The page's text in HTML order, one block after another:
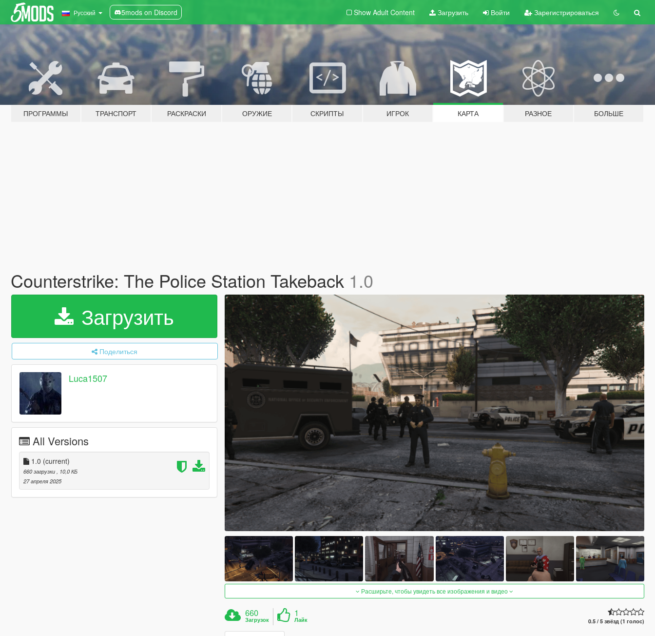
Русский 5mods on Discord Show Adult Content Загрузить Войти Зарегистрироваться
ПРОГРАММЫ ТРАНСПОРТ РАСКРАСКИ ОРУЖИЕ СКРИПТЫ ИГРОК КАРТА РАЗНОЕ БОЛЬШЕ
Counterstrike: The Police Station Takeback 1.0
Загрузить
Поделиться
Luca1507
All Versions
1.0 (current)
660 загрузки
, 10,0 КБ
27 апреля 2025
Расширьте, чтобы увидеть все изображения и видео
660
Загрузок
1
Лайк 0.5 / 5 звёзд (1 голос)